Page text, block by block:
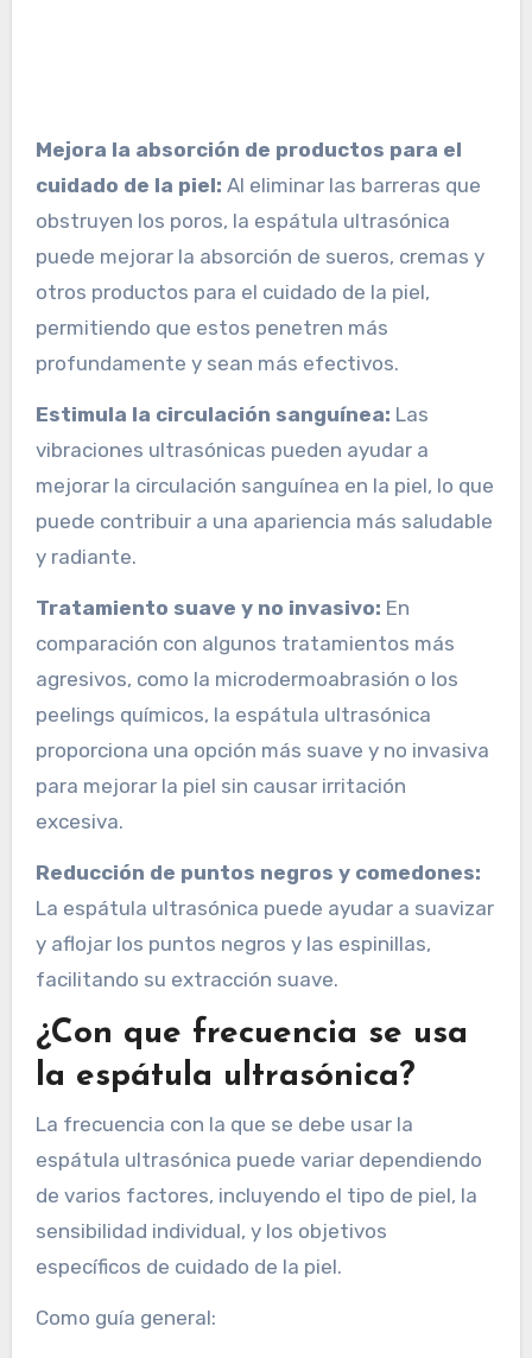
Mejora la absorción de productos para el
cuidado de la piel: Al eliminar las barreras que
obstruyen los poros, la espátula ultrasónica
puede mejorar la absorción de sueros, cremas y
otros productos para el cuidado de la piel,
permitiendo que estos penetren más
profundamente y sean más efectivos.
Estimula la circulación sanguínea: Las
vibraciones ultrasónicas pueden ayudar a
mejorar la circulación sanguínea en la piel, lo que
puede contribuir a una apariencia más saludable
y radiante.
Tratamiento suave y no invasivo: En
comparación con algunos tratamientos más
agresivos, como la microdermoabrasión o los
peelings químicos, la espátula ultrasónica
proporciona una opción más suave y no invasiva
para mejorar la piel sin causar irritación
excesiva.
Reducción de puntos negros y comedones:
La espátula ultrasónica puede ayudar a suavizar
y aflojar los puntos negros y las espinillas,
facilitando su extracción suave.
¿Con que frecuencia se usa
la espátula ultrasónica?
La frecuencia con la que se debe usar la
espátula ultrasónica puede variar dependiendo
de varios factores, incluyendo el tipo de piel, la
sensibilidad individual, y los objetivos
específicos de cuidado de la piel.
Como guía general: